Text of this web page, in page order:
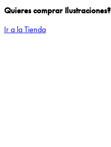
Quieres comprar Ilustraciones?
Ir a la Tienda